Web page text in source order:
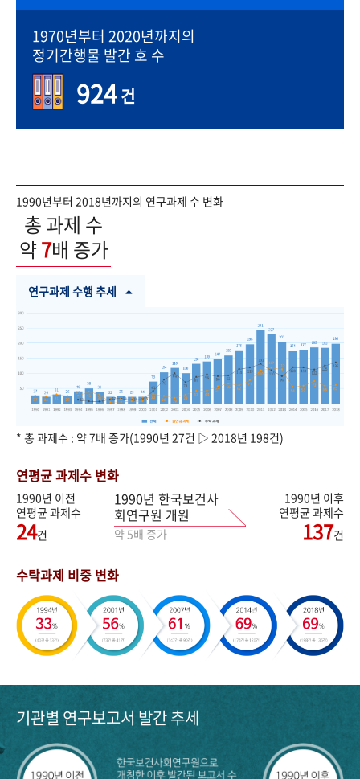
1970년부터 2020년까지의
정기간행물 발간 호 수
924건
1990년부터 2018년까지의 연구과제 수 변화
총 과제 수
약7배 증가
연구과제 수행 추세
* 총 과제수 : 약 7배 증가(1990년 27건 ▷ 2018년 198건)
연평균 과제수 변화
1990년 이전
연평균 과제수
24건
1990년 한국보건사
회연구원 개원
약 5배 증가
1990년 이후
연평균 과제수
137건
수탁과제 비중 변화
기관별 연구보고서 발간 추세